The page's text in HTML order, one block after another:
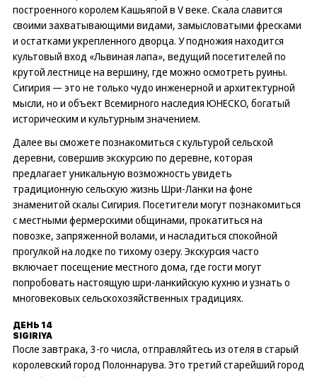
построенного королем Кашьяпой в V веке. Скала славится
своими захватывающими видами, замысловатыми фресками
и остатками укрепленного дворца. У подножия находится
культовый вход «Львиная лапа», ведущий посетителей по
крутой лестнице на вершину, где можно осмотреть руины.
Сигирия — это не только чудо инженерной и архитектурной
мысли, но и объект Всемирного наследия ЮНЕСКО, богатый
историческим и культурным значением.
Далее вы сможете познакомиться с культурой сельской
деревни, совершив экскурсию по деревне, которая
предлагает уникальную возможность увидеть
традиционную сельскую жизнь Шри-Ланки на фоне
знаменитой скалы Сигирия. Посетители могут познакомиться
с местными фермерскими общинами, прокатиться на
повозке, запряженной волами, и насладиться спокойной
прогулкой на лодке по тихому озеру. Экскурсия часто
включает посещение местного дома, где гости могут
попробовать настоящую шри-ланкийскую кухню и узнать о
многовековых сельскохозяйственных традициях.
ДЕНЬ 14
SIGIRIYA
После завтрака, 3-го числа, отправляйтесь из отеля в старый
королевский город Полоннарува. Это третий старейший город